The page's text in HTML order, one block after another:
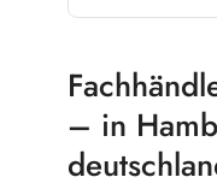
– in